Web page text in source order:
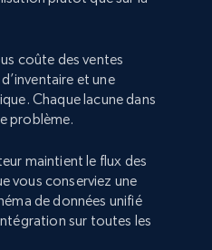
coûte des ventes
et une
Chaque lacune dans
problème.
maintient le flux des
vous conserviez une
de données unifié
sur toutes les